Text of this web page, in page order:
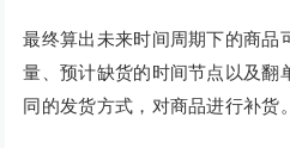
最终算出未来时间周期下的商品
量、预计缺货的时间节点以及翻
同的发货方式，对商品进行补货。